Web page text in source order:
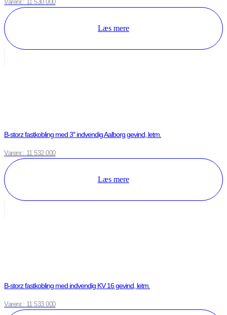
Varenr.: 11 530 000
Læs mere
B-storz fastkobling med 3″ indvendig Aalborg gevind, letm.
Varenr.: 11 532 000
Læs mere
B-storz fastkobling med indvendig KV 16 gevind, letm.
Varenr.: 11 533 000